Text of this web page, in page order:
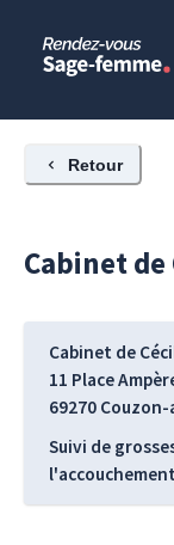
Retour
Cabinet de
Cabinet de
11 Place
69270
Suivi de